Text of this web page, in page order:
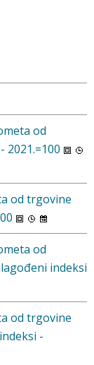
od
2021.=100
od trgovine
od
indeksi
od trgovine
-